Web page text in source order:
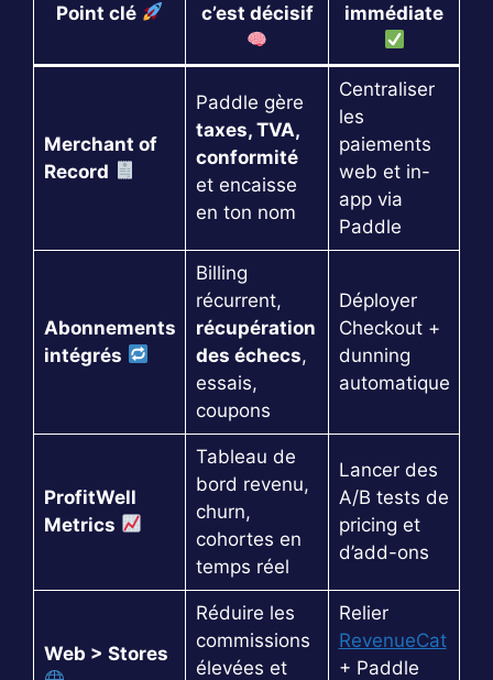
Point clé
c’est décisif
immédiate
Merchant of
Record
Paddle gère
taxes, TVA,
conformité
et encaisse
en ton nom
Centraliser
les
paiements
web et in-
app via
Paddle
Abonnements
intégrés
Billing
récurrent,
récupération
des échecs,
essais,
coupons
Déployer
Checkout +
dunning
automatique
ProfitWell
Metrics
Tableau de
bord revenu,
churn,
cohortes en
temps réel
Lancer des
A/B tests de
pricing et
d’add-ons
Web > Stores
Réduire les
commissions
élevées et
Relier
RevenueCat
+ Paddle